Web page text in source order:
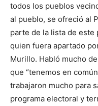
todos los pueblos
al pueblo, se ofreció al
parte de la lista de este
quien fuera apartado
Murillo. Habló mucho
que “tenemos en
trabajaron mucho para
programa electoral y